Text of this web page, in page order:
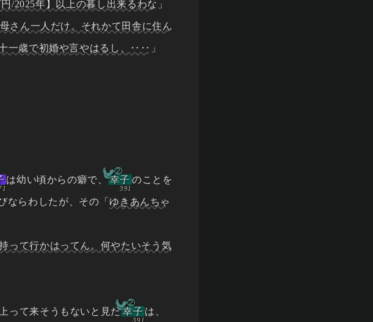
/2025年】以上の暮し出来るわな 」
さん一人だけ。それかて田舎に住ん
一歳で初婚や言やはるし、‥‥ 」
は幼い頃からの癖で、幸子
②
のことを
ならわしたが、その「 ゆきあんちゃ
って行かはってん。何やたいそう気
って来そうもないと見た幸子
②
は、